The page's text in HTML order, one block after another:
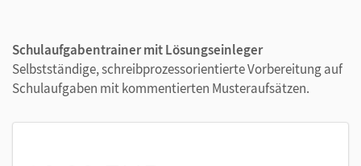
Schulaufgabentrainer mit Lösungseinleger
Selbstständige, schreibprozessorientierte Vorbereitung auf
Schulaufgaben mit kommentierten Musteraufsätzen.